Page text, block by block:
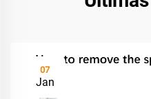
07
Jan